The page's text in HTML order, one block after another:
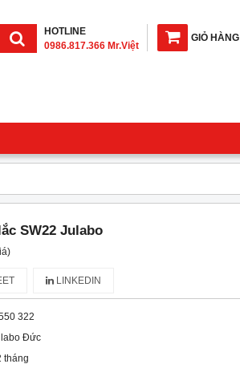
GIỎ HÀNG
HOTLINE
0986.817.366 Mr.Việt
SW22 Julabo
LINKEDIN
322
Đức
tháng